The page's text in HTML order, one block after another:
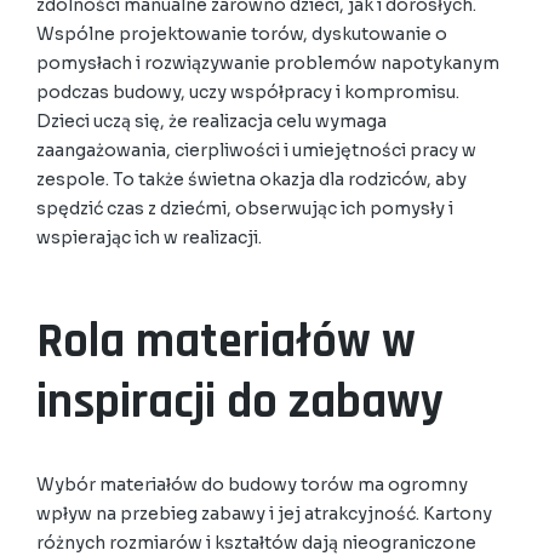
zdolności manualne zarówno dzieci, jak i dorosłych.
Wspólne projektowanie torów, dyskutowanie o
pomysłach i rozwiązywanie problemów napotykanym
podczas budowy, uczy współpracy i kompromisu.
Dzieci uczą się, że realizacja celu wymaga
zaangażowania, cierpliwości i umiejętności pracy w
zespole. To także świetna okazja dla rodziców, aby
spędzić czas z dziećmi, obserwując ich pomysły i
wspierając ich w realizacji.
Rola materiałów w
inspiracji do zabawy
Wybór materiałów do budowy torów ma ogromny
wpływ na przebieg zabawy i jej atrakcyjność. Kartony
różnych rozmiarów i kształtów dają nieograniczone